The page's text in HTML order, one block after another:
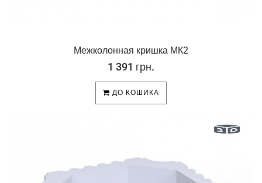
Межколонная кришка МК2
1 391 грн.
ДО КОШИКА